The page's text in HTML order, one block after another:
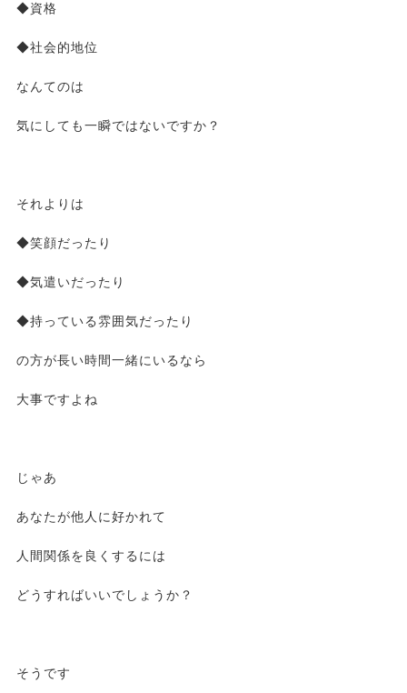
◆資格
◆社会的地位
なんてのは
気にしても一瞬ではないですか？
それよりは
◆笑顔だったり
◆気遣いだったり
◆持っている雰囲気だったり
の方が長い時間一緒にいるなら
大事ですよね
じゃあ
あなたが他人に好かれて
人間関係を良くするには
どうすればいいでしょうか？
そうです